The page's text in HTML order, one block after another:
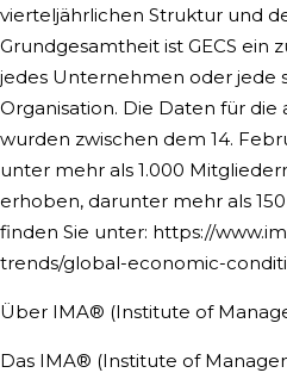
vierteljährlichen Struktur und
Grundgesamtheit ist GECS ein
jedes Unternehmen oder jede
Organisation. Die Daten für die
wurden zwischen dem 14.
unter mehr als 1.000
erhoben, darunter mehr als
finden Sie unter: https://
trends/global-economic-
Über IMA® (Institute of
Das IMA® (Institute of